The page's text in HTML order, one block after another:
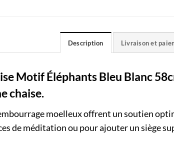
Description Livraison et
Motif Éléphants Bleu Blanc
chaise.
moelleux offrent un soutien
de méditation ou pour ajouter un siège